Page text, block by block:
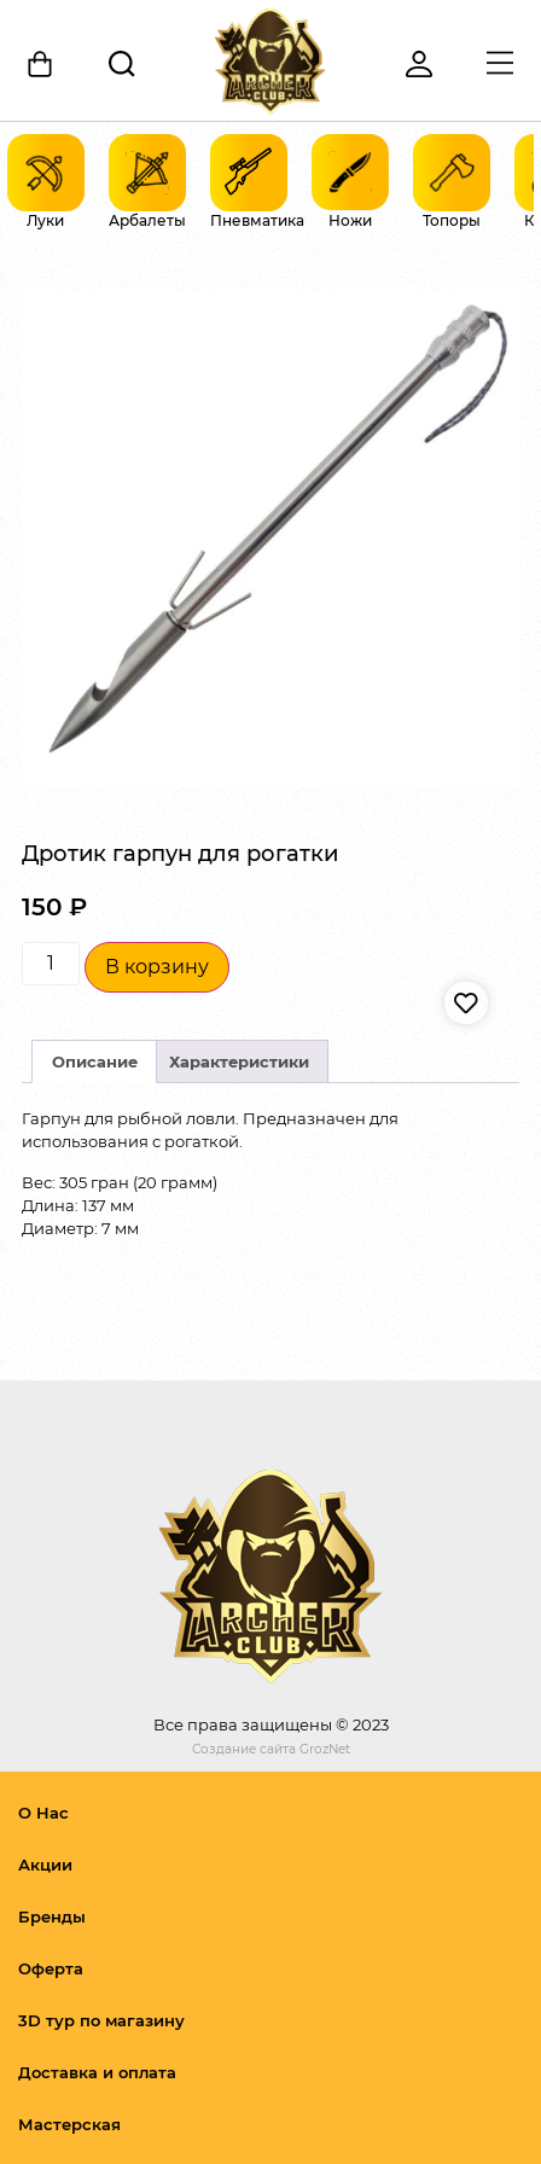
Луки Арбалеты Пневматика Ножи Топоры
Дротик гарпун для рогатки
150 ₽
В корзину
Описание Характеристики
Гарпун для рыбной ловли. Предназначен для
использования с рогаткой.
Вес: 305 гран (20 грамм)
Длина: 137 мм
Диаметр: 7 мм
Все права защищены © 2023
Создание сайта GrozNet
О Нас
Акции
Бренды
Оферта
3D тур по магазину
Доставка и оплата
Мастерская